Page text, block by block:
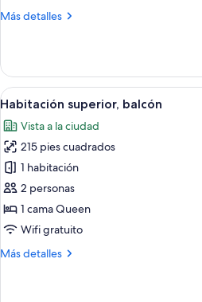
Más detalles
Más
cuádruple
Abrir
todas
las
fotos
de
Habitación
superior,
balcón
7
Habitación superior, balcón
Vista a la ciudad
215 pies cuadrados
1 habitación
2 personas
1 cama Queen
Wifi gratuito
Más detalles
Más